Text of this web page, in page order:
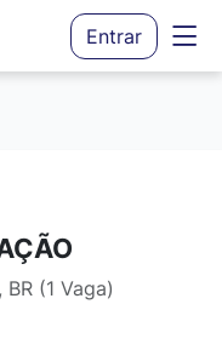
Entrar
(1 Vaga)